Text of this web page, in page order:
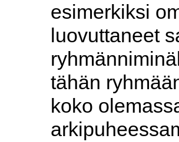
esimerkiksi
luovuttaneet
tähän
koko